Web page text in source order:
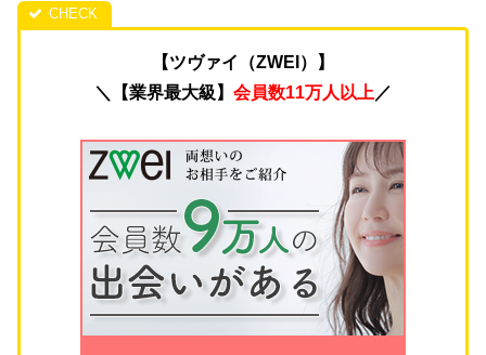
【ツヴァイ（ZWEI）】
＼【業界最大級】 会員数11万人以上 ／